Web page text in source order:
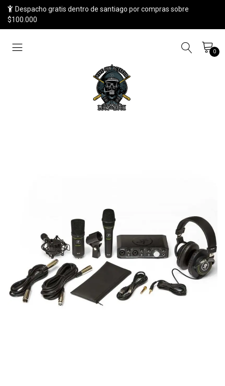
Despacho gratis dentro de santiago por compras sobre
$100.000
0